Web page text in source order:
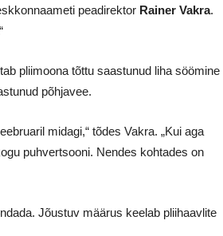
peadirektor Rainer Vakra.
pliimoona tõttu saastunud liha söömine
põhjavee.
midagi,“ tõdes Vakra. „Kui aga
puhvertsooni. Nendes kohtades on
Jõustuv määrus keelab pliihaavlite